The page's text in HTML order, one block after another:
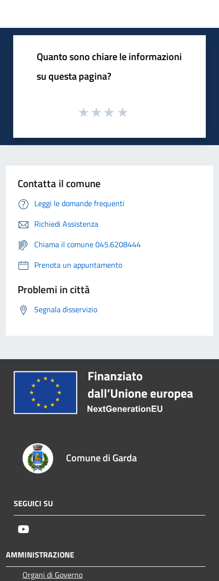
Quanto sono chiare le informazioni
su questa pagina?
Contatta il comune
Leggi le domande frequenti
Richiedi Assistenza
Chiama il comune 045.6208444
Prenota un appuntamento
Problemi in città
Segnala disservizio
Comune di Garda
SEGUICI SU
AMMINISTRAZIONE
Organi di Governo